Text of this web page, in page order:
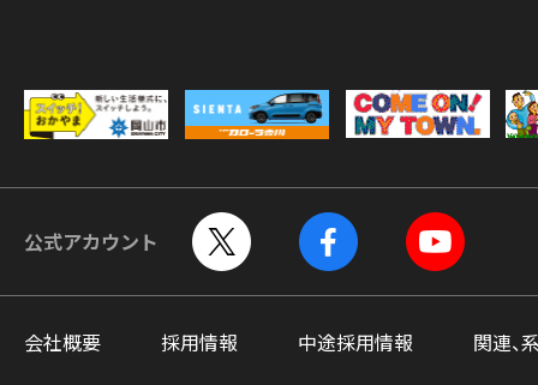
公式アカウント
会社概要 採用情報 中途採用情報 関連、